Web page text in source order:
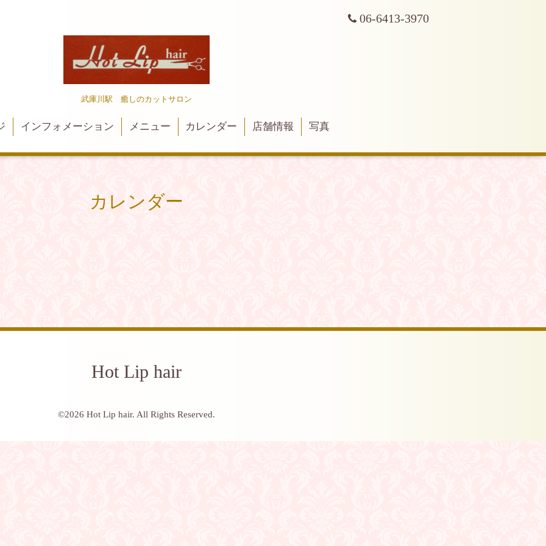
06-6413-3970
武庫川駅 癒しのカットサロン
インフォメーション メニュー カレンダー 店舗情報 写真
カレンダー
Hot Lip hair
©2026 Hot Lip hair. All Rights Reserved.